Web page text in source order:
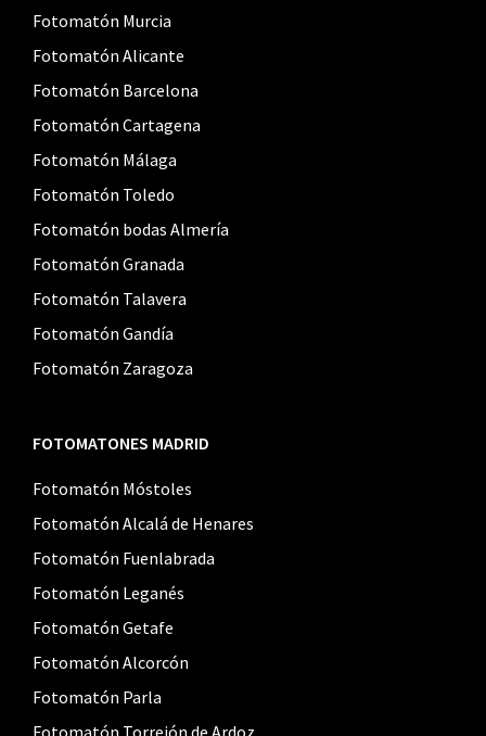
Fotomatón Murcia
Fotomatón Alicante
Fotomatón Barcelona
Fotomatón Cartagena
Fotomatón Málaga
Fotomatón Toledo
Fotomatón bodas Almería
Fotomatón Granada
Fotomatón Talavera
Fotomatón Gandía
Fotomatón Zaragoza
FOTOMATONES MADRID
Fotomatón Móstoles
Fotomatón Alcalá de Henares
Fotomatón Fuenlabrada
Fotomatón Leganés
Fotomatón Getafe
Fotomatón Alcorcón
Fotomatón Parla